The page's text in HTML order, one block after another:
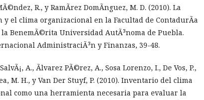
R., y RamÃ­rez DomÃ­nguez, M. D. (2010). La
y el clima organizacional en la Facultad de ContadurÃ­a
la BenemÃ©rita Universidad AutÃ³noma de Puebla.
AdministraciÃ³n y Finanzas, 39-48.
A., Ãlvarez PÃ©rez, A., Sosa Lorenzo, I., De Vos, P.,
M. H., y Van Der Stuyf, P. (2010). Inventario del clima
como una herramienta necesaria para evaluar la